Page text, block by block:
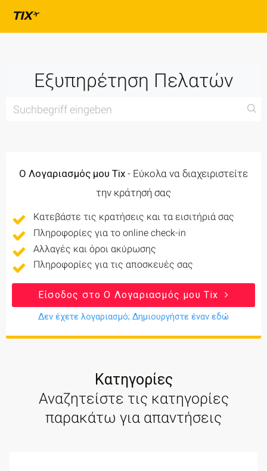
Εξυπηρέτηση Πελατών
Ο Λογαριασμός μου Tix - Εύκολα να διαχειριστείτε
την κράτησή σας
Κατεβάστε τις κρατήσεις και τα εισιτήριά σας
Πληροφορίες για το online check-in
Αλλαγές και όροι ακύρωσης
Πληροφορίες για τις αποσκευές σας
Είσοδος στο Ο Λογαριασμός μου Tix
Δεν έχετε λογαριασμό; Δημιουργήστε έναν εδώ
Κατηγορίες
Αναζητείστε τις κατηγορίες
παρακάτω για απαντήσεις